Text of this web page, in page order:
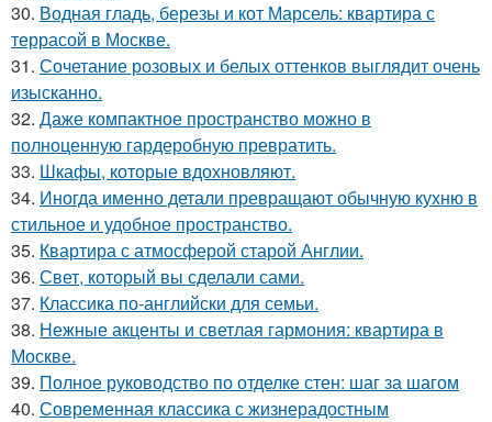
30. Водная гладь, березы и кот Марсель: квартира с
террасой в Москве.
31. Сочетание розовых и белых оттенков выглядит очень
изысканно.
32. Даже компактное пространство можно в
полноценную гардеробную превратить.
33. Шкафы, которые вдохновляют.
34. Иногда именно детали превращают обычную кухню в
стильное и удобное пространство.
35. Квартира с атмосферой старой Англии.
36. Свет, который вы сделали сами.
37. Классика по-английски для семьи.
38. Нежные акценты и светлая гармония: квартира в
Москве.
39. Полное руководство по отделке стен: шаг за шагом
40. Современная классика с жизнерадостным